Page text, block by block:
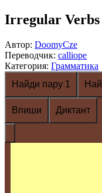
Irregular Verbs
Автор: DoomyCze
Переводчик: calliope
Категория: Грамматика
Найди пару 1
Впиши Диктант